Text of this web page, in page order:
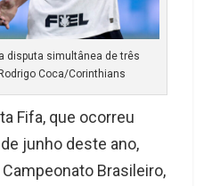
disputa simultânea de três
Coca/Corinthians
Fifa, que ocorreu
junho deste ano,
Brasileiro,